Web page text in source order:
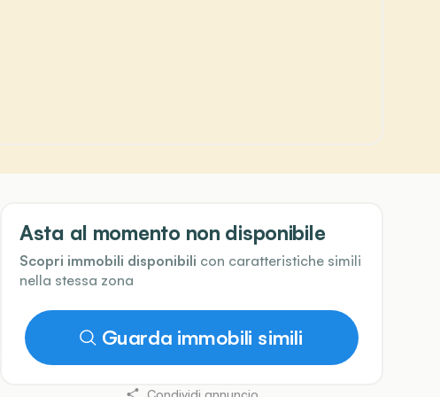
Asta al momento non disponibile
Scopri immobili disponibili con caratteristiche simili
nella stessa zona
Guarda immobili simili
Condividi annuncio